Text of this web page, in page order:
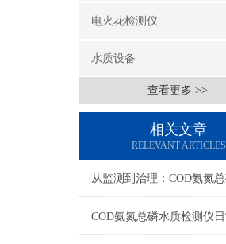
电火花检测仪
水质设备
查看更多 >>
相关文章
RELEVANT ARTICLES